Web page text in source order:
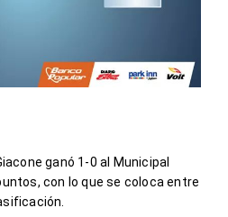
ganó 1-0 al Municipal
con lo que se coloca entre